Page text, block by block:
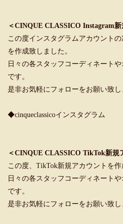
＜CINQUE CLASSICO Instagram
この度インスタグラムアカウント
を作成致しました。
日々の各スタッフコーディネート
です。
是非お気軽にフォローをお願い致し
◆cinqueclassicoインスタグラム
＜CINQUE CLASSICO TikTok新規
この度、TikTok新規アカウントを作
日々の各スタッフコーディネート
です。
是非お気軽にフォローをお願い致し